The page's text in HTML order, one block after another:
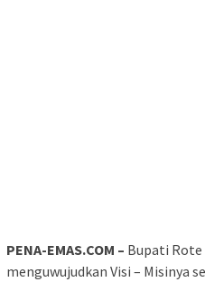
PENA-EMAS.COM – Bupati Rote
menguwujudkan Visi – Misinya